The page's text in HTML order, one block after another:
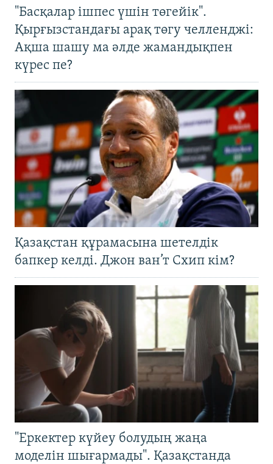
"Басқалар ішпес үшін төгейік".
Қырғызстандағы арақ төгу челленджі:
Ақша шашу ма әлде жамандықпен
күрес пе?
Қазақстан құрамасына шетелдік
бапкер келді. Джон ван’т Схип кім?
"Еркектер күйеу болудың жаңа
моделін шығармады". Қазақстанда